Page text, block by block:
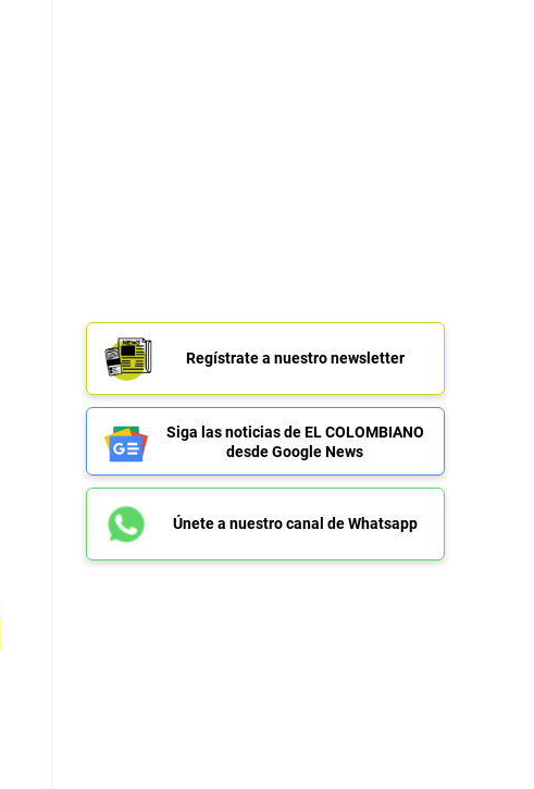
Regístrate a nuestro newsletter
Siga las noticias de EL COLOMBIANO
desde Google News
Únete a nuestro canal de Whatsapp